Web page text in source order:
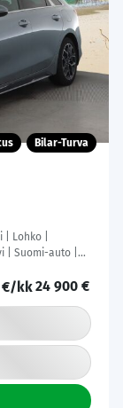
Bilar-Turva
| Lohko |
| Suomi-auto |
€/kk24 900 €